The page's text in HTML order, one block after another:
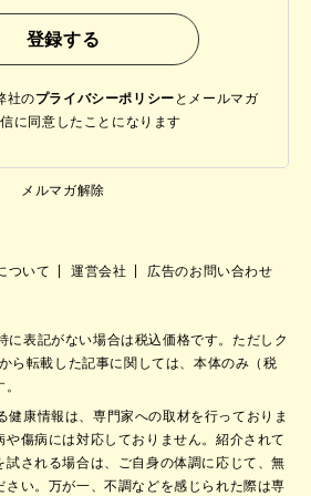
社のプライバシーポリシー と メールマガ
に同意したことになります
メルマガ解除
ついて 運営会社
広告のお問い合わせ
に表記がない場合は税込価格です。ただしク
ら転載した記事に関しては、本体のみ（税
健康情報は、専門家への取材を行っておりま
や傷病には対応しておりません。紹介されて
試される場合は、ご自身の体調に応じて、無
さい。万が一、不調などを感じられた際は専